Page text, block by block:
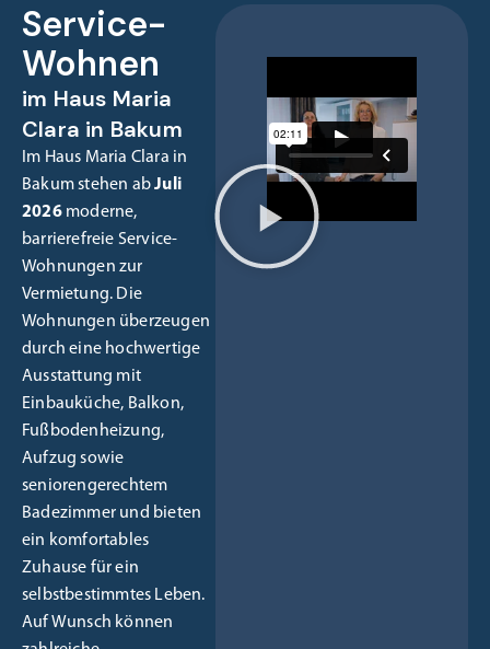
Service-
Wohnen
im Haus Maria
Clara in Bakum
Im Haus Maria Clara in
Bakum stehen abJuli
2026moderne,
barrierefreie Service-
Wohnungen zur
Vermietung. Die
Wohnungen überzeugen
durch eine hochwertige
Ausstattung mit
Einbauküche, Balkon,
Fußbodenheizung,
Aufzug sowie
seniorengerechtem
Badezimmer und bieten
ein komfortables
Zuhause für ein
selbstbestimmtes Leben.
Auf Wunsch können